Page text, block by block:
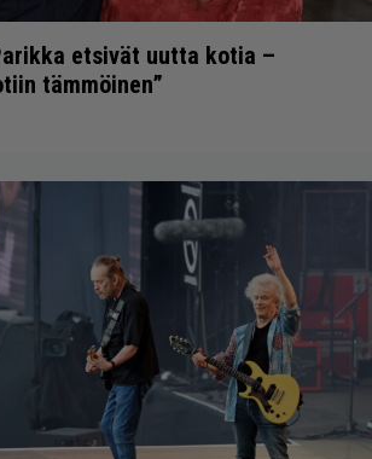
etsivät uutta kotia –
tämmöinen”